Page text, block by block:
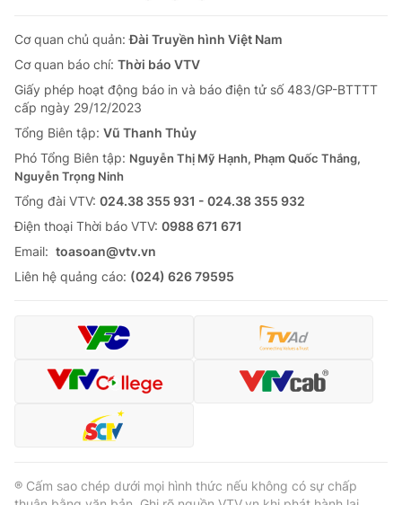
Cơ quan chủ quản:Đài Truyền hình Việt Nam
Cơ quan báo chí: Thời báo VTV
Giấy phép hoạt động báo in và báo điện tử số 483/GP-BTTTT
cấp ngày 29/12/2023
Tổng Biên tập: Vũ Thanh Thủy
Phó Tổng Biên tập: Nguyễn Thị Mỹ Hạnh, Phạm Quốc Thắng,
Nguyễn Trọng Ninh
Tổng đài VTV: 024.38 355 931 - 024.38 355 932
Ðiện thoại Thời báo VTV: 0988 671 671
Email: toasoan@vtv.vn
Liên hệ quảng cáo: (024) 626 79595
® Cấm sao chép dưới mọi hình thức nếu không có sự chấp